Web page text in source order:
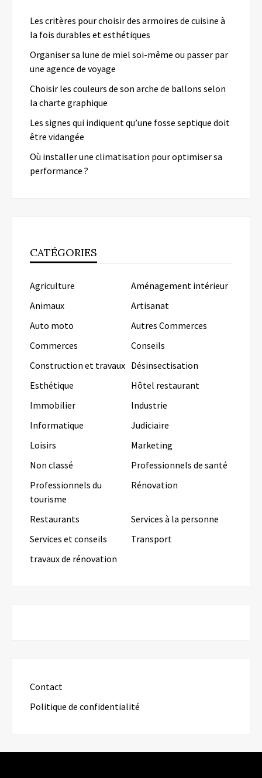
Les critères pour choisir des armoires de cuisine à
la fois durables et esthétiques
Organiser sa lune de miel soi-même ou passer par
une agence de voyage
Choisir les couleurs de son arche de ballons selon
la charte graphique
Les signes qui indiquent qu’une fosse septique doit
être vidangée
Où installer une climatisation pour optimiser sa
performance ?
CATÉGORIES
Agriculture
Aménagement intérieur
Animaux
Artisanat
Auto moto
Autres Commerces
Commerces
Conseils
Construction et travaux Désinsectisation
Esthétique
Hôtel restaurant
Immobilier
Industrie
Informatique
Judiciaire
Loisirs
Marketing
Non classé
Professionnels de santé
Professionnels du
tourisme
Rénovation
Restaurants
Services à la personne
Services et conseils
Transport
travaux de rénovation
Contact
Politique de confidentialité